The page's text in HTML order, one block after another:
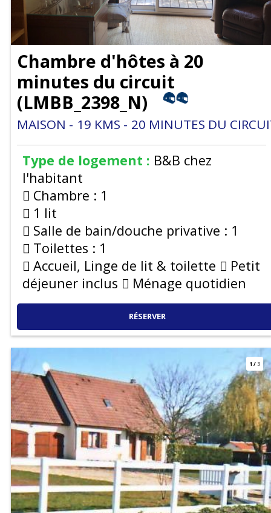
Chambre d'hôtes à 20
minutes du circuit
(LMBB_2398_N)
MAISON 19 KMS 20 MINUTES DU
Type de logement : B&B chez
l'habitant
Chambre : 1
1 lit
Salle de bain/douche privative : 1
Toilettes : 1
Accueil, Linge de lit & toilette
Petit
déjeuner inclus
Ménage quotidien
RÉSERVER
1/ 3